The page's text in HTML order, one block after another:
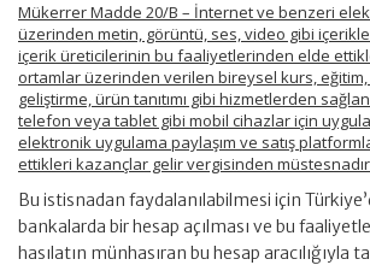
Mükerrer Madde 20/B – İnternet ve benzeri
üzerinden metin, görüntü, ses, video gibi
içerik üreticilerinin bu faaliyetlerinden elde
ortamlar üzerinden verilen bireysel kurs,
geliştirme, ürün tanıtımı gibi hizmetlerden
telefon veya tablet gibi mobil cihazlar için
elektronik uygulama paylaşım ve satış
ettikleri kazançlar gelir vergisinden
Bu istisnadan faydalanılabilmesi için
bankalarda bir hesap açılması ve bu
hasılatın münhasıran bu hesap aracılığıyla